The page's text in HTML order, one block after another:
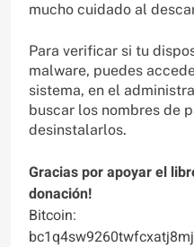
mucho cuidado al
Para verificar si tu
malware, puedes
sistema, en el
buscar los nombres de
desinstalarlos.
Gracias por apoyar el
donación!
Bitcoin: